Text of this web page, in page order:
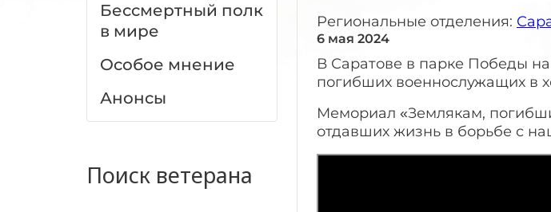
Бессмертный полк
в мире
Особое мнение
Анонсы
Поиск ветерана
Региональные отделения:
6 мая 2024
В Саратове в парке Победы
погибших военнослужащих в
Мемориал «Землякам,
отдавших жизнь в борьбе с